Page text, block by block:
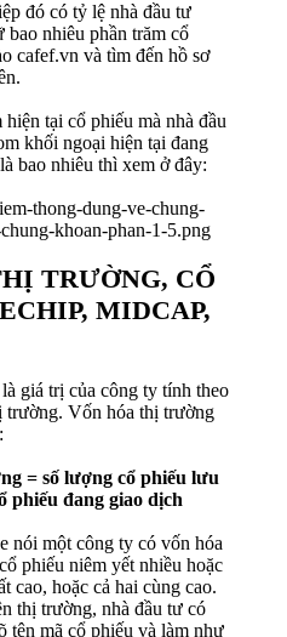
đó có tỷ lệ nhà đầu tư
bao nhiêu phần trăm cổ
cafef.vn và tìm đến hồ sơ
tại cổ phiếu mà nhà đầu
khối ngoại hiện tại đang
bao nhiêu thì xem ở đây:
TRƯỜNG, CỔ
MIDCAP,
giá trị của công ty tính theo
trường. Vốn hóa thị trường
= số lượng cổ phiếu lưu
phiếu đang giao dịch
nói một công ty có vốn hóa
phiếu niêm yết nhiều hoặc
cao, hoặc cả hai cùng cao.
thị trường, nhà đầu tư có
tên mã cổ phiếu và làm như